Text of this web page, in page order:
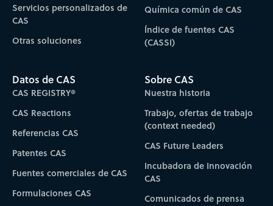
Servicios personalizados de
CAS
Otras soluciones
Química común de CAS
Índice de fuentes CAS
(CASSI)
Datos de CAS
CAS REGISTRY®
CAS Reactions
Referencias CAS
Patentes CAS
Fuentes comerciales de CAS
Formulaciones CAS
Sobre CAS
Nuestra historia
Trabajo, ofertas de trabajo
(context needed)
CAS Future Leaders
Incubadora de Innovación
CAS
Comunicados de prensa